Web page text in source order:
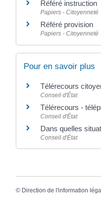
Référé instruction
Papiers - Citoyenneté
Référé provision
Papiers - Citoyenneté
Pour en savoir plus
Télérecours
Conseil d'État
Télérecours -
Conseil d'État
Dans quelles
Conseil d'État
© Direction de l'information